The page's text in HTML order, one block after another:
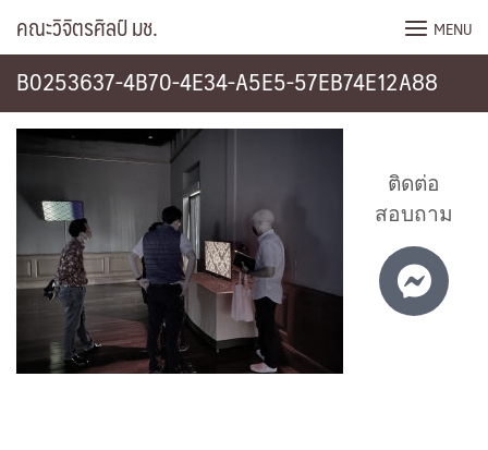
คณะวิจิตรศิลป์ มช. MENU
B0253637-4B70-4E34-A5E5-57EB74E12A88
ติดต่อ
สอบถาม